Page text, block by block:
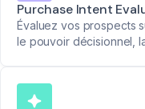
Purchase Intent
Évaluez vos prospects
le pouvoir décisionnel,